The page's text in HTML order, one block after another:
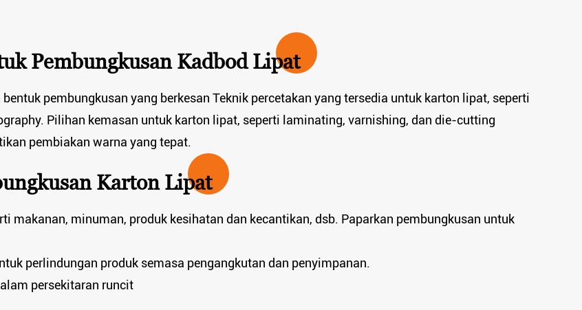
Pembungkusan Kadbod Lipat
pembungkusan yang berkesan Teknik percetakan yang tersedia untuk karton lipat, seperti
Pilihan kemasan untuk karton lipat, seperti laminating, varnishing, dan die-cutting
pembiakan warna yang tepat.
Karton Lipat
makanan, minuman, produk kesihatan dan kecantikan, dsb. Paparkan pembungkusan untuk
perlindungan produk semasa pengangkutan dan penyimpanan.
persekitaran runcit